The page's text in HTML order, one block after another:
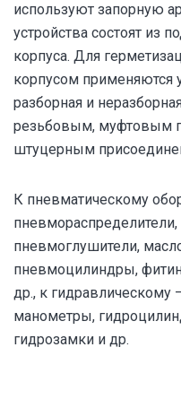
используют запорную
устройства состоят из
корпуса. Для
корпусом применяются
разборная и
резьбовым, муфтовым
штуцерным
К пневматическому
пневмоглушители,
пневмоцилиндры,
др., к гидравлическому
манометры,
гидрозамки и др.